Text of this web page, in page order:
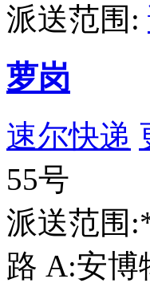
派送范围:
萝岗
速尔快递
55号
派送范围
路 A:安博